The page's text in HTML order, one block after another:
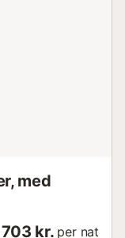
med
703 kr. per nat